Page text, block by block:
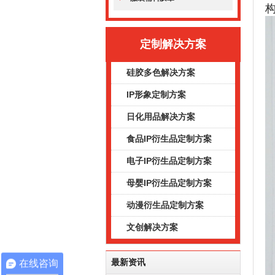
定制解决方案
硅胶多色解决方案
IP形象定制方案
日化用品解决方案
食品IP衍生品定制方案
电子IP衍生品定制方案
母婴IP衍生品定制方案
动漫衍生品定制方案
文创解决方案
最新资讯
在线咨询